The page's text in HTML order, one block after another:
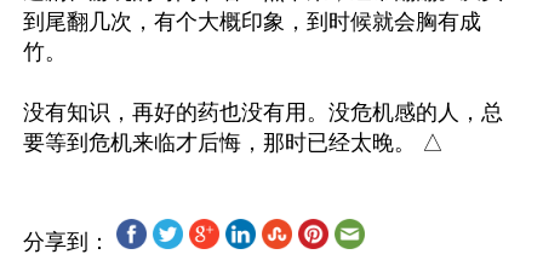
到尾翻几次，有个大概印象，到时候就会胸有成
竹。
没有知识，再好的药也没有用。没危机感的人，总
分享到：